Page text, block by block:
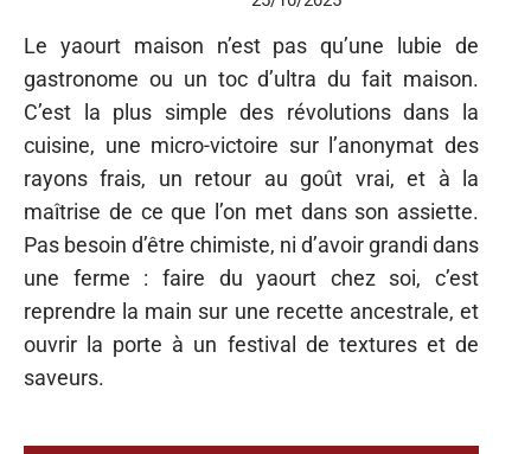
Le yaourt maison n’est pas qu’une lubie de
gastronome ou un toc d’ultra du fait maison.
C’est la plus simple des révolutions dans la
cuisine, une micro-victoire sur l’anonymat des
rayons frais, un retour au goût vrai, et à la
maîtrise de ce que l’on met dans son assiette.
Pas besoin d’être chimiste, ni d’avoir grandi dans
une ferme : faire du yaourt chez soi, c’est
reprendre la main sur une recette ancestrale, et
ouvrir la porte à un festival de textures et de
saveurs.